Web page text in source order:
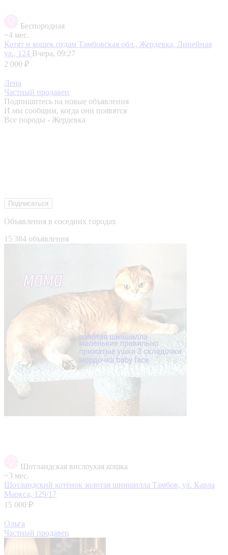
Беспородная
~4 мес.
Котят и кошек отдам Тамбовская обл., Жердевка, Линейная
ул., 124 Вчера, 09:27
2 000 ₽
Лена
Частный продавец
Подпишитесь на новые объявления
И мы сообщим, когда они появятся
Все породы - Жердевка
Подписаться
Объявления в соседних городах
15 384 объявления
Шотландская вислоухая кошка
~3 мес.
Шотландский котёнок золотая шиншилла Тамбов, ул. Карла
Маркса, 129/17
15 000 ₽
Ольга
Частный продавец